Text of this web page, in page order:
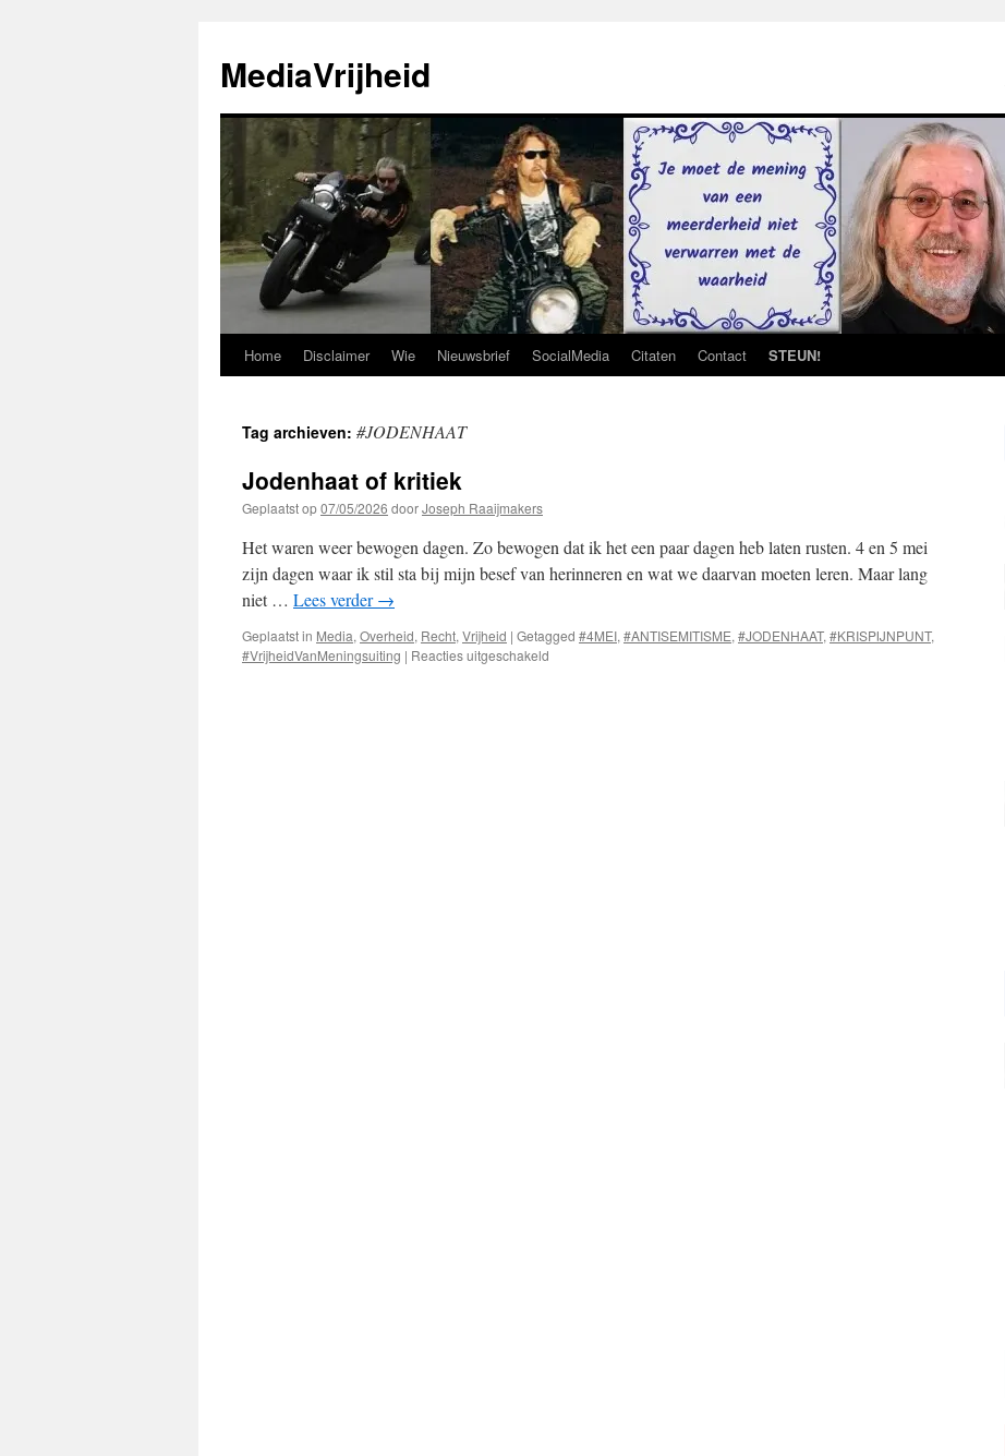
de
inhoud
MediaVrijheid
Home Disclaimer Wie Nieuwsbrief SocialMedia Citaten Contact STEUN!
Tag archieven: #JODENHAAT
Jodenhaat of kritiek
Geplaatst op07/05/2026 doorJoseph Raaijmakers
Het waren weer bewogen dagen. Zo bewogen dat ik het een paar dagen heb laten rusten. 4 en 5 mei
zijn dagen waar ik stil sta bij mijn besef van herinneren en wat we daarvan moeten leren. Maar lang
niet … Lees verder→
Geplaatst in Media, Overheid, Recht, Vrijheid | Getagged #4MEI, #ANTISEMITISME, #JODENHAAT, #KRISPIJNPUNT,
#VrijheidVanMeningsuiting | Reacties uitgeschakeld